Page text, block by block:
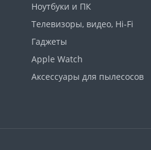
Ноутбуки и ПК
Телевизоры, видео, Hi-Fi
Гаджеты
Apple Watch
Аксессуары для пылесосов